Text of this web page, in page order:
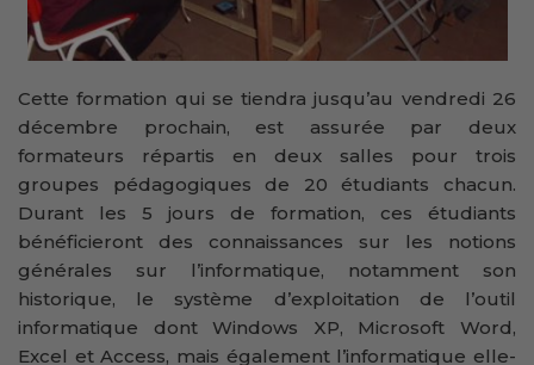
Cette formation qui se tiendra jusqu’au vendredi 26
décembre prochain, est assurée par deux
formateurs répartis en deux salles pour trois
groupes pédagogiques de 20 étudiants chacun.
Durant les 5 jours de formation, ces étudiants
bénéficieront des connaissances sur les notions
générales sur l’informatique, notamment son
historique, le système d’exploitation de l’outil
informatique dont Windows XP, Microsoft Word,
Excel et Access, mais également l’informatique elle-